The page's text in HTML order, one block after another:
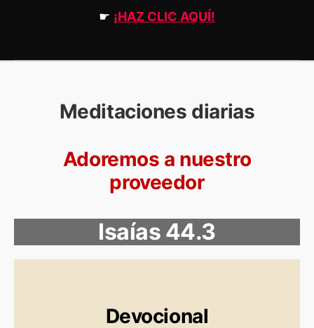
☛ ¡HAZ CLIC AQUÍ!
Meditaciones diarias
Adoremos a nuestro
proveedor
Isaías 44.3
Devocional